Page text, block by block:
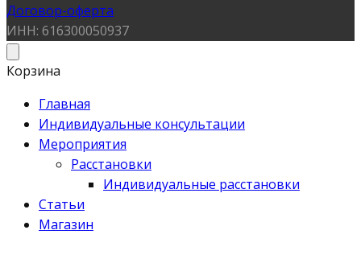
Договор-оферта
ИНН: 616300050937
Корзина
Главная
Индивидуальные консультации
Мероприятия
Расстановки
Индивидуальные расстановки
Статьи
Магазин